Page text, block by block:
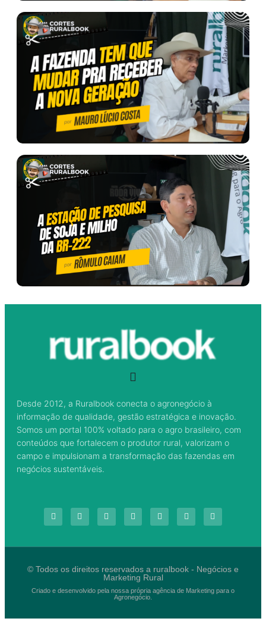
Desde 2012, a Ruralbook conecta o agronegócio à
informação de qualidade, gestão estratégica e inovação.
Somos um portal 100% voltado para o agro brasileiro, com
conteúdos que fortalecem o produtor rural, valorizam o
campo e impulsionam a transformação das fazendas em
negócios sustentáveis.
© Todos os direitos reservados a ruralbook - Negócios e
Marketing Rural
Criado e desenvolvido pela nossa própria agência de Marketing para o
Agronegócio.